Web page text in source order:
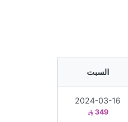
السبت
2024-03-16
349